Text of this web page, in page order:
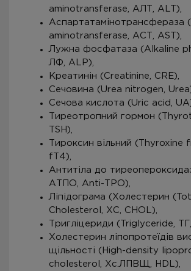
aminotransferase, АЛТ, ALT),
Аспартатамінотрансфераза
aminotransferase, АСТ, AST),
Лужна фосфатаза (Alkaline
ЛФ, ALP),
Креатинін (Creatinine, CRE),
Сечовина (Urea nitrogen,
Сечова кислота (Uric acid,
Тиреотропний гормон
TSH),
Тироксин вільний (Thyroxine
fT4),
Антитіла до
АТПО, Аnti-ТPО),
Ліпідограма (Холестерин
Cholesterol, ХС, CHOL),
Тригліцериди (Triglyceride, ТГ,
Холестерин ліпопротеїдів
щільності (High-density
cholesterol, Хс.ЛПВЩ, HDL),